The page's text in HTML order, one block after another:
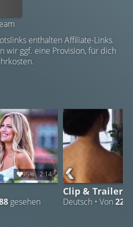
enthalten Affiliate-Links.
wir ggf. eine Provision, für dich
95% 2:14
gesehen
Clip & Trailer 5
Deutsch • Von